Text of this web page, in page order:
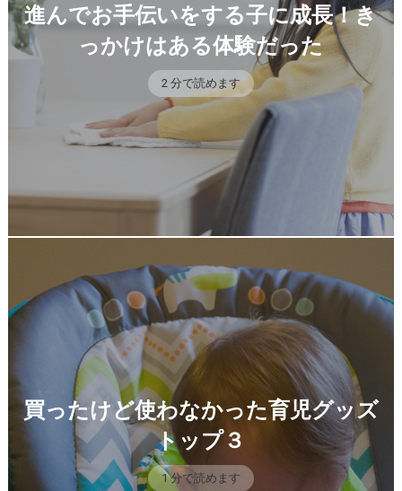
進んでお手伝いをする子に成長！き
っかけはある体験だった
2 分で読めます
買ったけど使わなかった育児グッズ
トップ３
1 分で読めます